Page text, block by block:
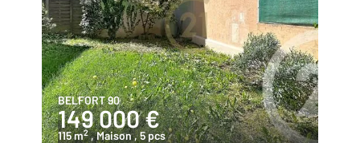
BELFORT 90
149 000 €
115 m2 , Maison , 5 pcs